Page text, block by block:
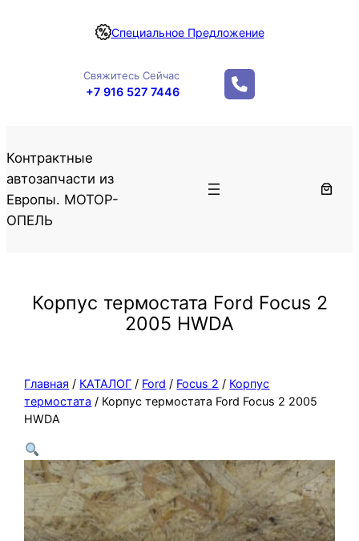
r
Специальное Предложение
Свяжитесь Сейчас
+7 916 527 7446
Контрактные
автозапчасти из
Европы. МОТОР-
ОПЕЛЬ
Корпус термостата Ford Focus 2
2005 HWDA
Главная / КАТАЛОГ / Ford / Focus 2 / Корпус
термостата / Корпус термостата Ford Focus 2 2005
HWDA